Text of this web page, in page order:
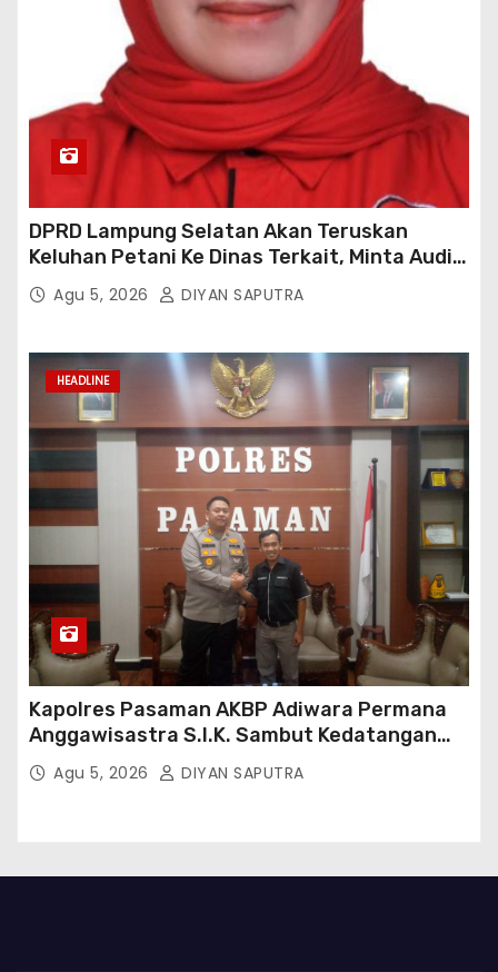
DPRD Lampung Selatan Akan Teruskan
Keluhan Petani Ke Dinas Terkait, Minta Audit
Penyaluran Pupuk Bersubsidi Di Desa Budi
Lestari
Agu 5, 2026 DIYAN SAPUTRA
HEADLINE
Kapolres Pasaman AKBP Adiwara Permana
Anggawisastra S.I.K. Sambut Kedatangan
Kepala Cakrawala Tv Sumatera Barat
Agu 5, 2026 DIYAN SAPUTRA